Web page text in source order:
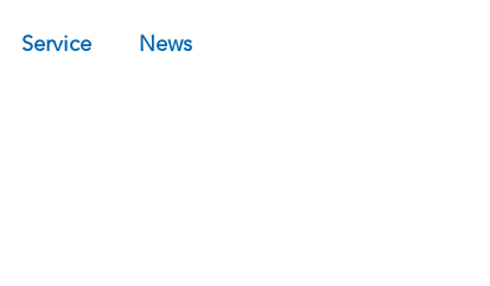
Service News